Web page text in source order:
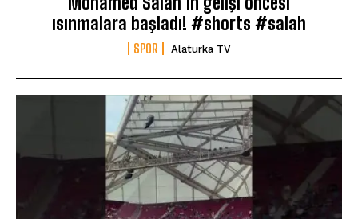
ısınmalara başladı! #shorts #salah
SPOR Alaturka TV